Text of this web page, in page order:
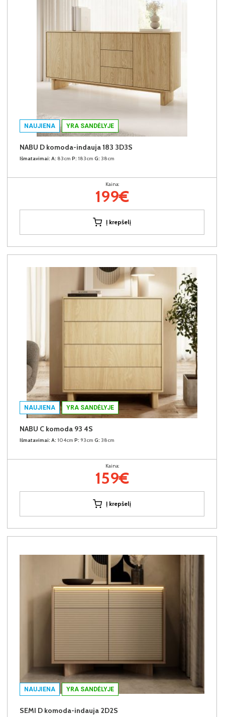
NAUJIENA YRA SANDĖLYJE
NABU D komoda-indauja 183 3D3S
Išmatavimai: A: 83cm P: 183cm G: 38cm
Kaina:
199€
Į krepšelį
NAUJIENA YRA SANDĖLYJE
NABU C komoda 93 4S
Išmatavimai: A: 104cm P: 93cm G: 38cm
Kaina:
159€
Į krepšelį
NAUJIENA YRA SANDĖLYJE
SEMI D komoda-indauja 2D2S